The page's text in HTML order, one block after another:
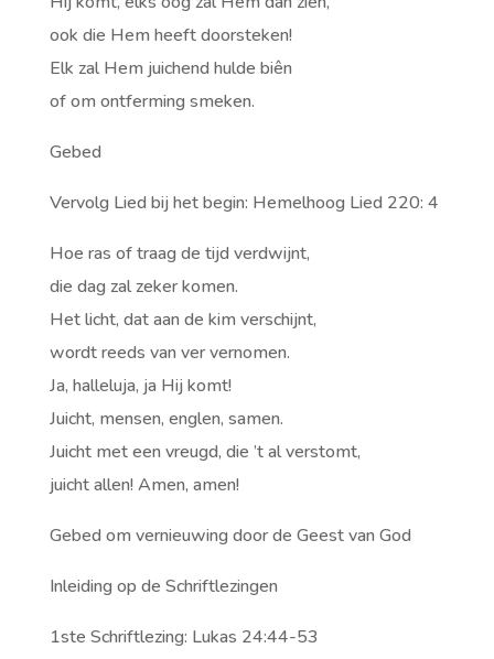
ook die Hem heeft doorsteken!
Elk zal Hem juichend hulde biên
of om ontferming smeken.
Gebed
Vervolg Lied bij het begin: Hemelhoog Lied 220: 4
Hoe ras of traag de tijd verdwijnt,
die dag zal zeker komen.
Het licht, dat aan de kim verschijnt,
wordt reeds van ver vernomen.
Ja, halleluja, ja Hij komt!
Juicht, mensen, englen, samen.
Juicht met een vreugd, die ’t al verstomt,
juicht allen! Amen, amen!
Gebed om vernieuwing door de Geest van God
Inleiding op de Schriftlezingen
1ste Schriftlezing: Lukas 24:44-53